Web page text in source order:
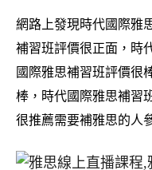
網路上發現時代國際雅
補習班評價很正面，時
國際雅思補習班評價很
棒，時代國際雅思補習
很推薦需要補雅思的人